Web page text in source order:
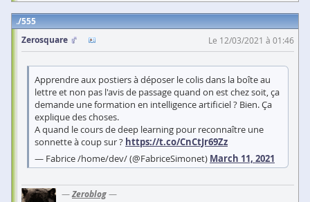
555
Zerosquare
Le 12/03/2021 à 01:46
Apprendre aux postiers à déposer le colis dans la boîte au
lettre et non pas l'avis de passage quand on est chez soit, ça
demande une formation en intelligence artificiel ? Bien. Ça
explique des choses.
A quand le cours de deep learning pour reconnaître une
sonnette à coup sur ? https://t.co/CnCtJr69Zz
— Fabrice /home/dev/ (@FabriceSimonet) March 11, 2021
—Zeroblog—